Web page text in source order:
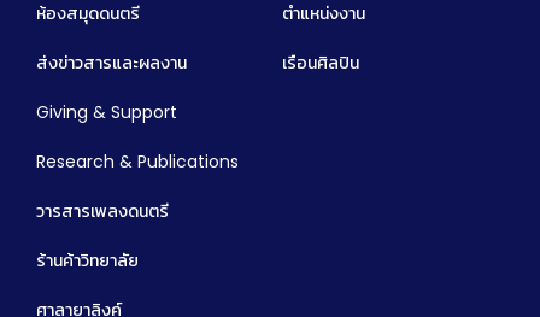
ห้องสมุดดนตรี
ส่งข่าวสารและผลงาน
ตำแหน่งงาน
เรือนศิลปิน
Giving & Support
Research & Publications
วารสารเพลงดนตรี
ร้านค้าวิทยาลัย
ศาลายาลิงค์